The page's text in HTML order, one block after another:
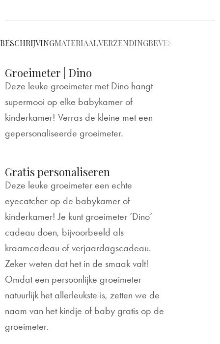
BESCHRIJVINGMATERIAALVERZENDINGBEVESTIGING
Groeimeter | Dino
Deze leuke groeimeter met Dino hangt
supermooi op elke babykamer of
kinderkamer! Verras de kleine met een
gepersonaliseerde groeimeter.
Gratis personaliseren
Deze leuke groeimeter een echte
eyecatcher op de babykamer of
kinderkamer! Je kunt groeimeter ‘Dino’
cadeau doen, bijvoorbeeld als
kraamcadeau of verjaardagscadeau.
Zeker weten dat het in de smaak valt!
Omdat een persoonlijke groeimeter
natuurlijk het allerleukste is, zetten we de
naam van het kindje of baby gratis op de
groeimeter.